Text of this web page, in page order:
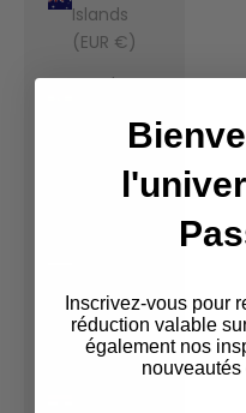
Islands
(EUR €)
Honduras
Hong Kong
SAR (EUR
Iceland
(EUR €)
Inscrivez-vous pour
réduction valable
également nos
nouveautés